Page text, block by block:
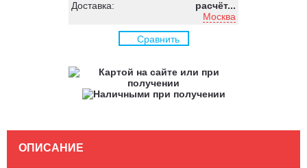
Доставка:
расчёт...
Москва
Сравнить
ОПИСАНИЕ